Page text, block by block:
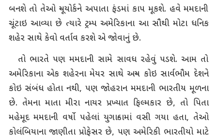
બનશે તો તેઓ ન્યૂયોર્કને અપાતા ફંડમાં કાપ મૂકશે. હવે મમદાની
ચૂંટાઇ આવ્યા છે ત્યારે ટ્રમ્પ અમેરિકાના આ સૌથી મોટા ધનિક
શહેર સાથે કેવો વર્તાવ કરશે એ જોવાનું છે.
તો ભારતે પણ મમદાની સામે સાવધ રહેવું પડશે. આમ તો
અમેરિકાના એક શહેરના મેયર સાથે અન્ય કોઇ સાર્વભૌમ દેશને
કોઇ સંબંધ હોતા નથી, પણ જોહરાન મમદાની ભારતીય મૂળના
છે. તેમના માતા મીરા નાયર પ્રખ્યાત ફિલ્મકાર છે, તો પિતા
મહેમૂદ મમદાની વર્ષો પહેલાં યુગાન્ડામાં વસી ગયા હતા, તેઓ
કોલંબિયાના જાણીતા પ્રોફેસર છે, પણ અમેરિકી ભારતીયો માટે